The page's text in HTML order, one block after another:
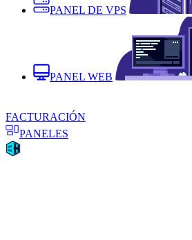
PANEL DE VPS
PANEL WEB
FACTURACIÓN
PANELES